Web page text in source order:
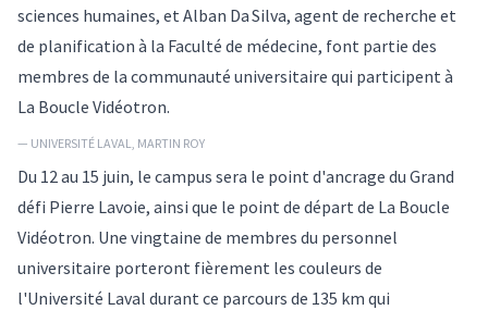
sciences humaines, et Alban Da Silva, agent de recherche et
de planification à la Faculté de médecine, font partie des
membres de la communauté universitaire qui participent à
La Boucle Vidéotron.
— UNIVERSITÉ LAVAL, MARTIN ROY
Du 12 au 15 juin, le campus sera le point d'ancrage du Grand
défi Pierre Lavoie, ainsi que le point de départ de La Boucle
Vidéotron. Une vingtaine de membres du personnel
universitaire porteront fièrement les couleurs de
l'Université Laval durant ce parcours de 135 km qui